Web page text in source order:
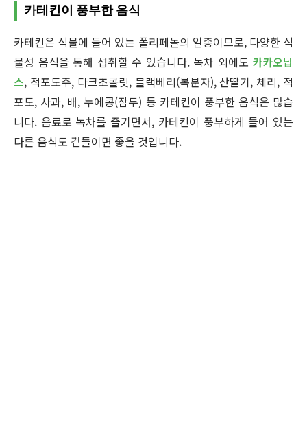
카테킨이 풍부한 음식
카테킨은 식물에 들어 있는 폴리페놀의 일종이므로, 다양한 식
물성 음식을 통해 섭취할 수 있습니다. 녹차 외에도 카카오닙
스, 적포도주, 다크초콜릿, 블랙베리(복분자), 산딸기, 체리, 적
포도, 사과, 배, 누에콩(잠두) 등 카테킨이 풍부한 음식은 많습
니다. 음료로 녹차를 즐기면서, 카테킨이 풍부하게 들어 있는
다른 음식도 곁들이면 좋을 것입니다.